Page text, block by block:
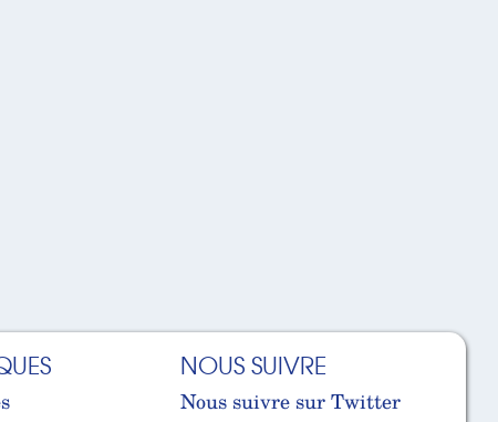
NOUS SUIVRE
Nous suivre sur Twitter